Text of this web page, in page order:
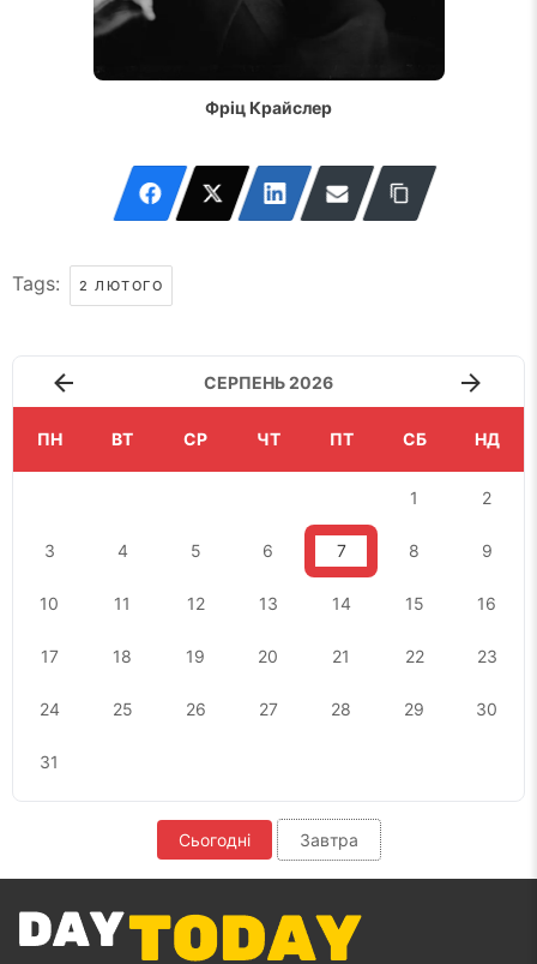
Фріц Крайслер
Tags: 2 ЛЮТОГО
СЕРПЕНЬ 2026
ПН ВТ СР ЧТ ПТ СБ НД
1 2
3 4 5 6 7 8 9
10 11 12 13 14 15 16
17 18 19 20 21 22 23
24 25 26 27 28 29 30
31
Сьогодні Завтра